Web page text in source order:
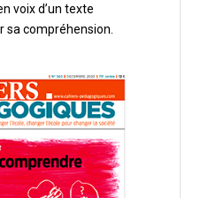
voix d’un texte
sa compréhension.